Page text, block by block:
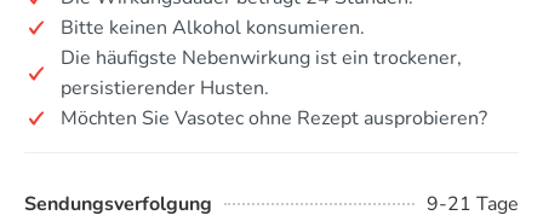
Bitte keinen Alkohol konsumieren.
Die häufigste Nebenwirkung ist ein trockener,
persistierender Husten.
Möchten Sie Vasotec ohne Rezept ausprobieren?
Sendungsverfolgung
9-21 Tage